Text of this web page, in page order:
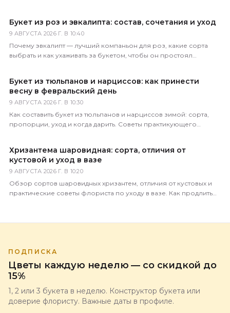
Букет из роз и эвкалипта: состав, сочетания и уход
9 АВГУСТА 2026 Г. В 10:40
Почему эвкалипт — лучший компаньон для роз, какие сорта
выбрать и как ухаживать за букетом, чтобы он простоял
Букет из тюльпанов и нарциссов: как принести
весну в февральский день
9 АВГУСТА 2026 Г. В 10:30
Как составить букет из тюльпанов и нарциссов зимой: сорта,
пропорции, уход и когда дарить. Советы практикующего
Хризантема шаровидная: сорта, отличия от
кустовой и уход в вазе
9 АВГУСТА 2026 Г. В 10:20
Обзор сортов шаровидных хризантем, отличия от кустовых и
практические советы флориста по уходу в вазе. Как продлить
ПОДПИСКА
Цветы каждую неделю — со скидкой до
15%
1, 2 или 3 букета в неделю. Конструктор букета или
доверие флористу. Важные даты в профиле.